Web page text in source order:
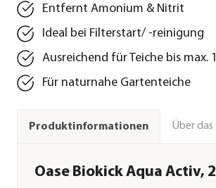
Entfernt Amonium & Nitrit
Ideal bei Filterstart/ -reinigung
Ausreichend für Teiche bis max.
Für naturnahe Gartenteiche
Produktinformationen Über
Oase Biokick Aqua Activ,